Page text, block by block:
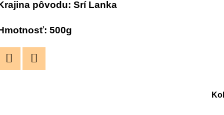
pôvodu: Srí Lanka
500g